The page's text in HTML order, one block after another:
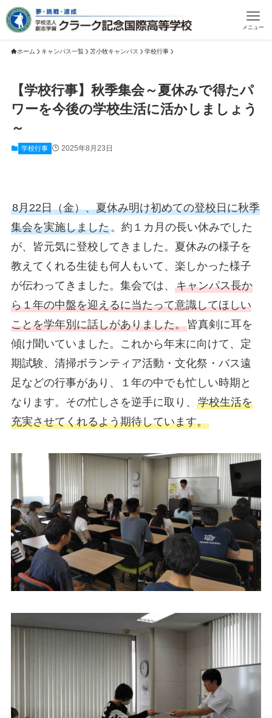
メニュー
ホーム キャンパス一覧 苫小牧キャンパス 学校行事
【学校行事】秋季集会～夏休みで得たパ
ワーを今後の学校生活に活かしましょう
～
学校行事 2025年8月23日
8月22日（金）、夏休み明け初めての登校日に秋季
集会を実施しました。約１カ月の長い休みでした
が、皆元気に登校してきました。夏休みの様子を
教えてくれる生徒も何人もいて、楽しかった様子
が伝わってきました。集会では、 キャンパス長か
ら１年の中盤を迎えるに当たって意識してほしい
ことを学年別に話しがありました。皆真剣に耳を
傾け聞いていました。これから年末に向けて、定
期試験、清掃ボランティア活動・文化祭・バス遠
足などの行事があり、１年の中でも忙しい時期と
なります。その忙しさを逆手に取り、 学校生活を
充実させてくれるよう期待しています。